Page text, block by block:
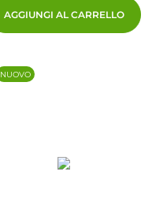
AGGIUNGI AL CARRELLO
NUOVO